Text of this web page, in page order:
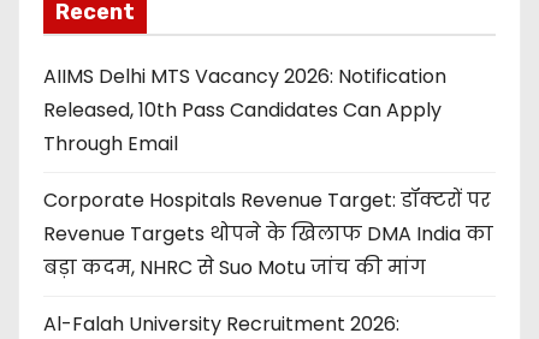
Recent
AIIMS Delhi MTS Vacancy 2026: Notification
Released, 10th Pass Candidates Can Apply
Through Email
Corporate Hospitals Revenue Target: डॉक्टरों पर
Revenue Targets थोपने के खिलाफ DMA India का
बड़ा कदम, NHRC से Suo Motu जांच की मांग
Al-Falah University Recruitment 2026: